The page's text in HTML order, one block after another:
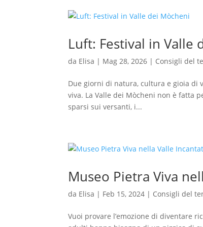
Luft: Festival in Valle
da Elisa | Mag 28, 2026 | Consigli del
Due giorni di natura, cultura e gioia di
viva. La Valle dei Mòcheni non è fatta
sparsi sui versanti, i...
Museo Pietra Viva
da Elisa | Feb 15, 2024 | Consigli del
Vuoi provare l’emozione di diventare